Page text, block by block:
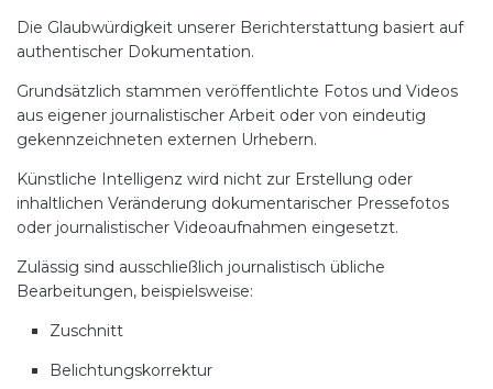
Die Glaubwürdigkeit unserer Berichterstattung basiert auf
authentischer Dokumentation.
Grundsätzlich stammen veröffentlichte Fotos und Videos
aus eigener journalistischer Arbeit oder von eindeutig
gekennzeichneten externen Urhebern.
Künstliche Intelligenz wird nicht zur Erstellung oder
inhaltlichen Veränderung dokumentarischer Pressefotos
oder journalistischer Videoaufnahmen eingesetzt.
Zulässig sind ausschließlich journalistisch übliche
Bearbeitungen, beispielsweise:
Zuschnitt
Belichtungskorrektur